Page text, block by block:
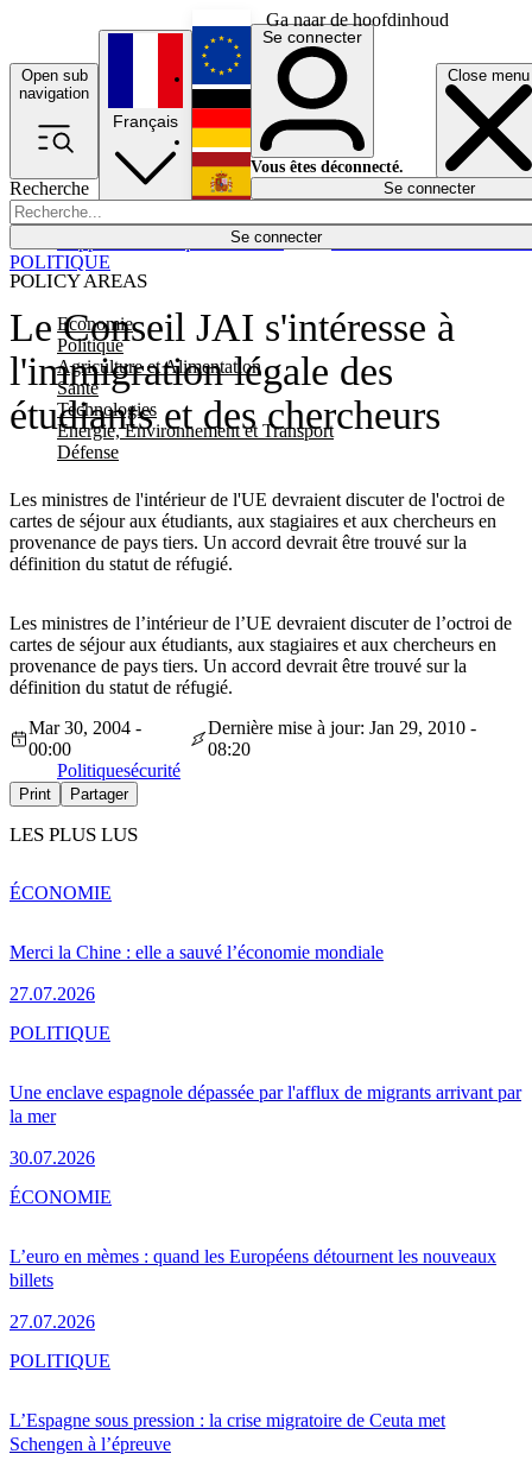
Ga naar de hoofdinhoud
Open sub
navigation
Close menu
Recherche
Se connecter
POLICY AREAS
Economie
Politique
Agriculture et Alimentation
Santé
Technologies
Energie, Environnement et Transport
Défense
Économie
Français
English
Deutsch
Español
Se connecter
Vous êtes déconnecté.
Se connecter
Le Conseil JAI s'intéresse à
l'immigration légale des
étudiants et des chercheurs
Les ministres de l'intérieur de l'UE devraient discuter de l'octroi de
cartes de séjour aux étudiants, aux stagiaires et aux chercheurs en
provenance de pays tiers. Un accord devrait être trouvé sur la
définition du statut de réfugié.
POLITIQUE
Les ministres de l’intérieur de l’UE devraient discuter de l’octroi de
cartes de séjour aux étudiants, aux stagiaires et aux chercheurs en
provenance de pays tiers. Un accord devrait être trouvé sur la
définition du statut de réfugié.
Mar 30, 2004 -
00:00
Dernière mise à jour: Jan 29, 2010 -
08:20
Politiquesécurité
Print Partager
LES PLUS LUS
Merci la Chine : elle a sauvé l’économie mondiale
27.07.2026
ÉCONOMIE
Une enclave espagnole dépassée par l'afflux de migrants arrivant par
la mer
30.07.2026
POLITIQUE
L’euro en mèmes : quand les Européens détournent les nouveaux
billets
27.07.2026
ÉCONOMIE
L’Espagne sous pression : la crise migratoire de Ceuta met
Schengen à l’épreuve
POLITIQUE